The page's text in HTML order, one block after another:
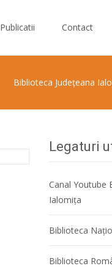
Publicatii Contact
Biblioteca Judeţeana
Legaturi
Canal Youtube
Ialomița
Biblioteca
Biblioteca